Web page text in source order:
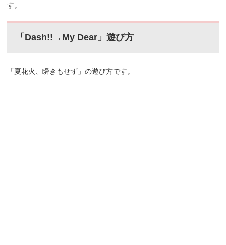
す。
「Dash!!→My Dear」遊び方
「夏花火、瞬きもせず」の遊び方です。